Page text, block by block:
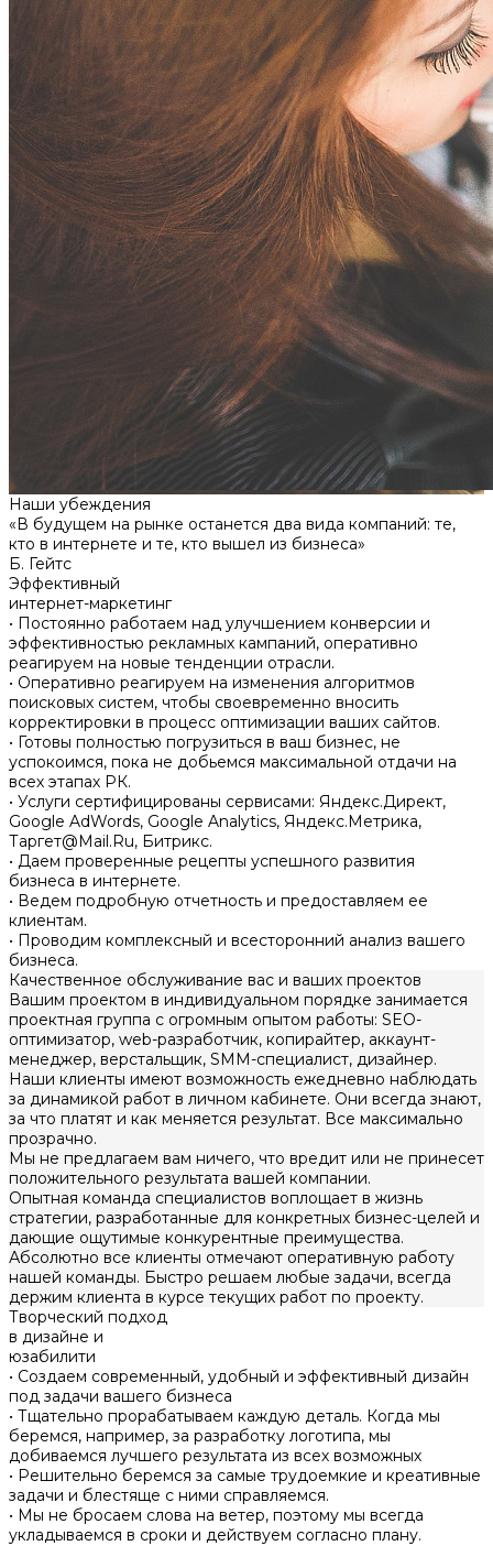
Наши убеждения
«В будущем на рынке останется два вида компаний: те,
кто в интернетe и те, кто вышел из бизнеса»
Б. Гейтс
Эффективный
интернет-маркетинг
• Постоянно работаем над улучшением конверсии и
эффективностью рекламных кампаний, оперативно
реагируем на новые тенденции отрасли.
• Оперативно реагируем на изменения алгоритмов
поисковых систем, чтобы своевременно вносить
корректировки в процесс оптимизации ваших сайтов.
• Готовы полностью погрузиться в ваш бизнес, не
успокоимся, пока не добьемся максимальной отдачи на
всех этапах РК.
• Услуги сертифицированы сервисами: Яндекс.Директ,
Google AdWords, Google Analytics, Яндекс.Метрика,
Таргет@Mail.Ru, Битрикс.
• Даем проверенные рецепты успешного развития
бизнеса в интернете.
• Ведем подробную отчетность и предоставляем ее
клиентам.
• Проводим комплексный и всесторонний анализ вашего
бизнеса.
Качественное обслуживание вас и ваших проектов
Вашим проектом в индивидуальном порядке занимается
проектная группа с огромным опытом работы: SEO-
оптимизатор, web-разработчик, копирайтер, аккаунт-
менеджер, верстальщик, SMM-специалист, дизайнер.
Наши клиенты имеют возможность ежедневно наблюдать
за динамикой работ в личном кабинете. Они всегда знают,
за что платят и как меняется результат. Все максимально
прозрачно.
Мы не предлагаем вам ничего, что вредит или не принесет
положительного результата вашей компании.
Опытная команда специалистов воплощает в жизнь
стратегии, разработанные для конкретных бизнес-целей и
дающие ощутимые конкурентные преимущества.
Абсолютно все клиенты отмечают оперативную работу
нашей команды. Быстро решаем любые задачи, всегда
держим клиента в курсе текущих работ по проекту.
Творческий подход
в дизайне и
юзабилити
• Создаем современный, удобный и эффективный дизайн
под задачи вашего бизнеса
• Тщательно прорабатываем каждую деталь. Когда мы
беремся, например, за разработку логотипа, мы
добиваемся лучшего результата из всех возможных
• Решительно беремся за самые трудоемкие и креативные
задачи и блестяще с ними справляемся.
• Мы не бросаем слова на ветер, поэтому мы всегда
укладываемся в сроки и действуем согласно плану.